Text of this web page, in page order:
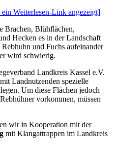
Weiterlesen-Link angezeigt]
Brachen, Blühflächen,
Hecken es in der Landschaft
und Fuchs aufeinander
wird schwierig.
Landkreis Kassel e.V.
Landnutzenden spezielle
Um diese Flächen jedoch
vorkommen, müssen
wir in Kooperation mit der
mit Klangattrappen im Landkreis